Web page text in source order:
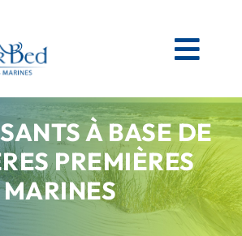
À BASE DE
PREMIÈRES
MARINES